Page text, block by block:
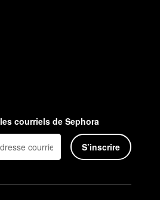
courriels de Sephora
S’inscrire